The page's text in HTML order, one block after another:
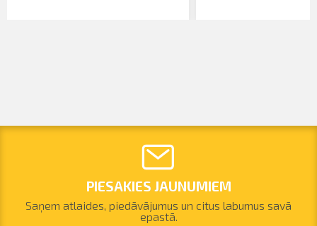
PIESAKIES JAUNUMIEM
Saņem atlaides, piedāvājumus un citus labumus savā
epastā.